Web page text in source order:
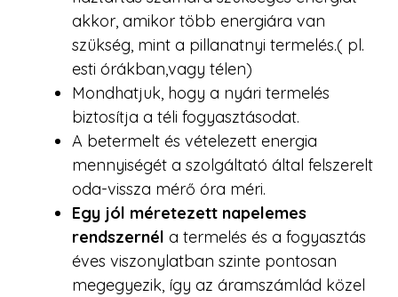
akkor, amikor több energiára van
szükség, mint a pillanatnyi termelés.( pl.
esti órákban,vagy télen)
Mondhatjuk, hogy a nyári termelés
biztosítja a téli fogyasztásodat.
A betermelt és vételezett energia
mennyiségét a szolgáltató által felszerelt
oda-vissza mérő óra méri.
Egy jól méretezett napelemes
rendszernél a termelés és a fogyasztás
éves viszonylatban szinte pontosan
megegyezik, így az áramszámlád közel